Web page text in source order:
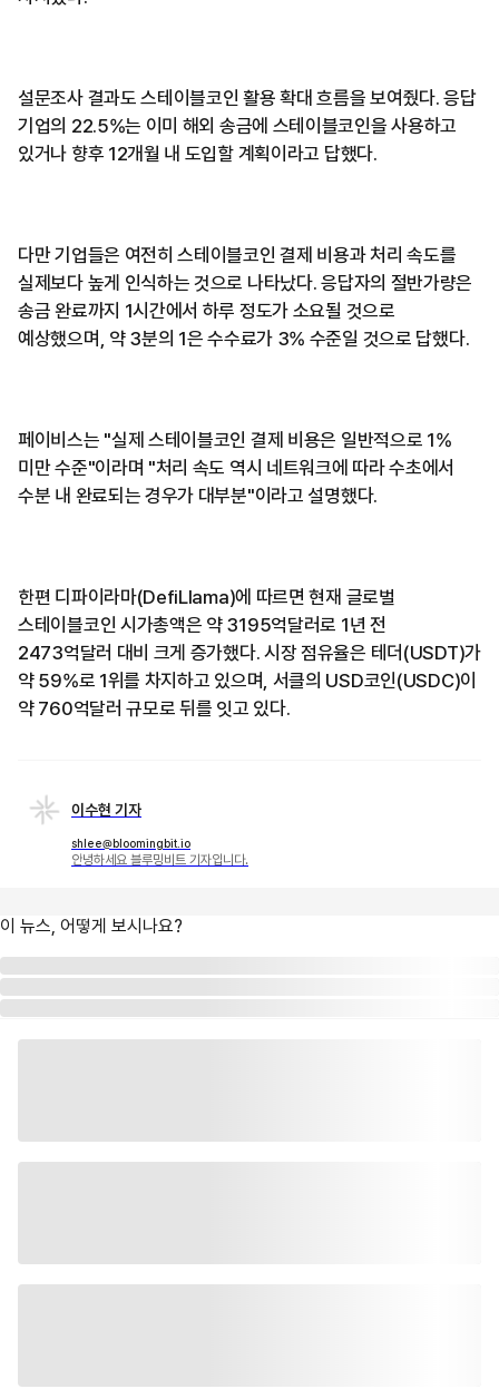
설문조사 결과도 스테이블코인 활용 확대 흐름을 보여줬다. 응답
기업의 22.5%는 이미 해외 송금에 스테이블코인을 사용하고
있거나 향후 12개월 내 도입할 계획이라고 답했다.
다만 기업들은 여전히 스테이블코인 결제 비용과 처리 속도를
실제보다 높게 인식하는 것으로 나타났다. 응답자의 절반가량은
송금 완료까지 1시간에서 하루 정도가 소요될 것으로
예상했으며, 약 3분의 1은 수수료가 3% 수준일 것으로 답했다.
페이비스는 "실제 스테이블코인 결제 비용은 일반적으로 1%
미만 수준"이라며 "처리 속도 역시 네트워크에 따라 수초에서
수분 내 완료되는 경우가 대부분"이라고 설명했다.
한편 디파이라마(DefiLlama)에 따르면 현재 글로벌
스테이블코인 시가총액은 약 3195억달러로 1년 전
2473억달러 대비 크게 증가했다. 시장 점유율은 테더(USDT)가
약 59%로 1위를 차지하고 있으며, 서클의 USD코인(USDC)이
약 760억달러 규모로 뒤를 잇고 있다.
이수현 기자
shlee@bloomingbit.io
안녕하세요 블루밍비트 기자입니다.
이 뉴스, 어떻게 보시나요?